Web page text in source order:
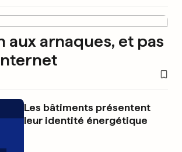
aux arnaques, et pas
Les bâtiments présentent
leur identité énergétique